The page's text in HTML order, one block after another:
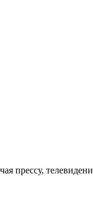
прессу,